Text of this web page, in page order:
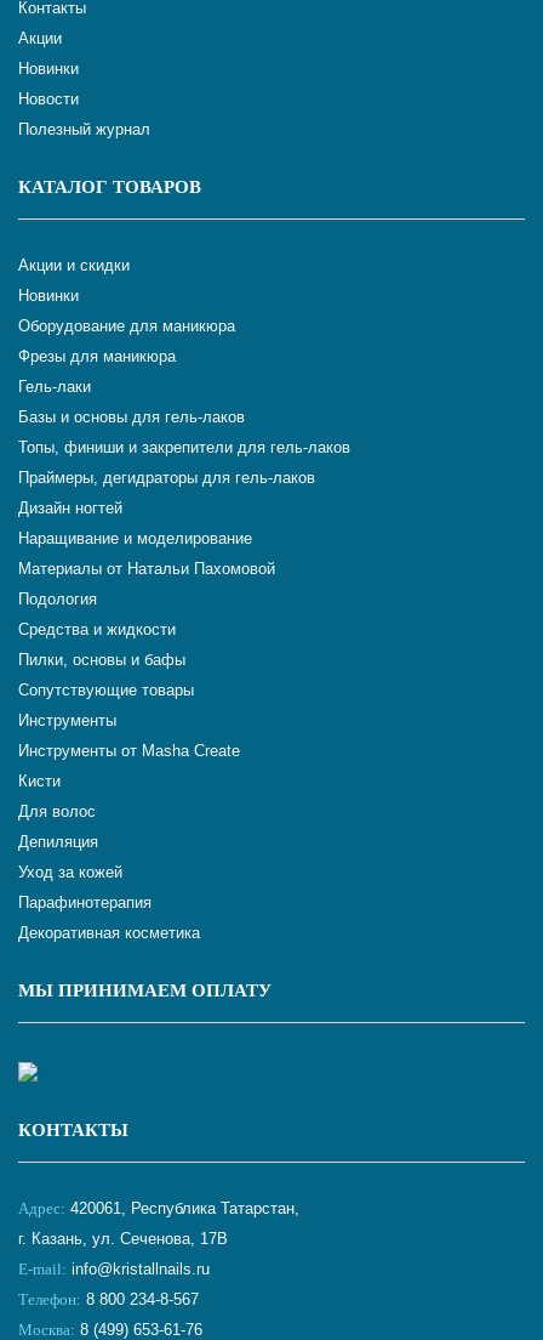
Контакты
Акции
Новинки
Новости
Полезный журнал
КАТАЛОГ ТОВАРОВ
Акции и скидки
Новинки
Оборудование для маникюра
Фрезы для маникюра
Гель-лаки
Базы и основы для гель-лаков
Топы, финиши и закрепители для гель-лаков
Праймеры, дегидраторы для гель-лаков
Дизайн ногтей
Наращивание и моделирование
Материалы от Натальи Пахомовой
Подология
Средства и жидкости
Пилки, основы и бафы
Сопутствующие товары
Инструменты
Инструменты от Masha Create
Кисти
Для волос
Депиляция
Уход за кожей
Парафинотерапия
Декоративная косметика
МЫ ПРИНИМАЕМ ОПЛАТУ
КОНТАКТЫ
Адрес: 420061, Республика Татарстан,
г. Казань, ул. Сеченова, 17В
E-mail: info@kristallnails.ru
Телефон: 8 800 234-8-567
Москва: 8 (499) 653-61-76